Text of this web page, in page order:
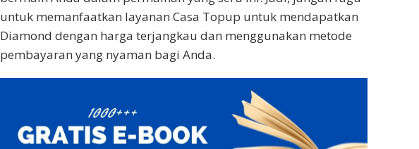
untuk memanfaatkan layanan Casa Topup untuk mendapatkan
Diamond dengan harga terjangkau dan menggunakan metode
pembayaran yang nyaman bagi Anda.